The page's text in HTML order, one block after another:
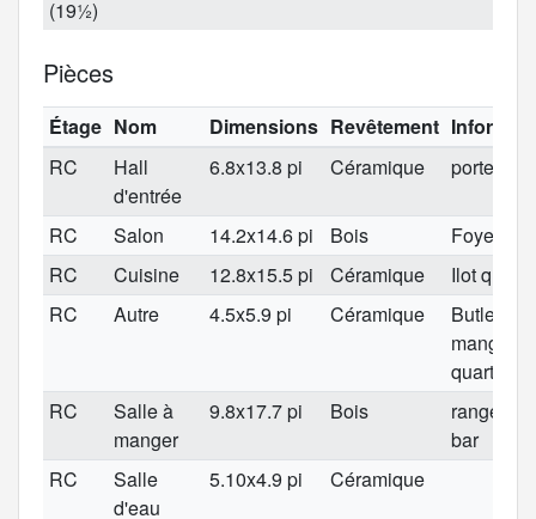
(19½)
Pièces
Étage Nom Dimensions Revêtement
RC
Hall
d'entrée
6.8x13.8 pi Céramique porte de
RC Salon 14.2x14.6 pi Bois
Foyer
RC
Cuisine 12.8x15.5 pi Céramique
Ilot quartz
RC
Autre 4.5x5.9 pi Céramique
Butler/
manger
quartz
RC
Salle à
manger
9.8x17.7 pi Bois
bar
RC
Salle
d'eau
5.10x4.9 pi Céramique